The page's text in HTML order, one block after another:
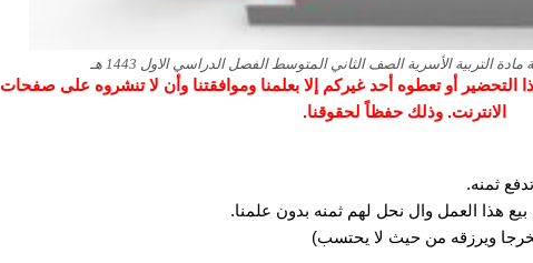
التربية الأسرية الصف الثاني المتوسط الفصل الدراسي الاول 1443 هـ
التحضير أو تعطوه أحد غيركم إلا بعلمنا وموافقتنا وأن لا تنشروه على صفحات
الانترنت. وذلك حفظاً لحقوقنا.
ثمنه.
هذا العمل وال نحل لهم ثمنه بدون علمنا.
ويرزقه من حيث لا يحتسب)